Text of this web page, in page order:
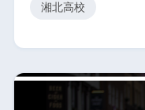
湘北高校